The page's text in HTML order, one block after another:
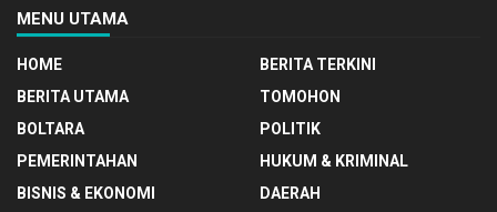
MENU UTAMA
HOME
BERITA TERKINI
BERITA UTAMA
TOMOHON
BOLTARA
POLITIK
PEMERINTAHAN
HUKUM & KRIMINAL
BISNIS & EKONOMI
DAERAH